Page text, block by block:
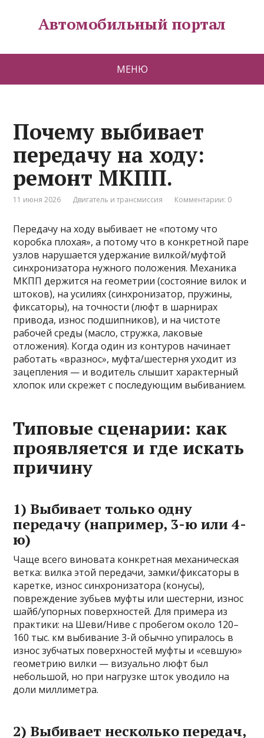
Автомобильный портал
МЕНЮ
Почему выбивает
передачу на ходу:
ремонт МКПП.
11 июня 2026 Двигатель и трансмиссия Комментарии: 0
Передачу на ходу выбивает не «потому что
коробка плохая», а потому что в конкретной паре
узлов нарушается удержание вилкой/муфтой
синхронизатора нужного положения. Механика
МКПП держится на геометрии (состояние вилок и
штоков), на усилиях (синхронизатор, пружины,
фиксаторы), на точности (люфт в шарнирах
привода, износ подшипников), и на чистоте
рабочей среды (масло, стружка, лаковые
отложения). Когда один из контуров начинает
работать «вразнос», муфта/шестерня уходит из
зацепления — и водитель слышит характерный
хлопок или скрежет с последующим выбиванием.
Типовые сценарии: как
проявляется и где искать
причину
1) Выбивает только одну
передачу (например, 3-ю или 4-
ю)
Чаще всего виновата конкретная механическая
ветка: вилка этой передачи, замки/фиксаторы в
каретке, износ синхронизатора (конусы),
повреждение зубьев муфты или шестерни, износ
шайб/упорных поверхностей. Для примера из
практики: на Шеви/Ниве с пробегом около 120–
160 тыс. км выбивание 3-й обычно упиралось в
износ зубчатых поверхностей муфты и «севшую»
геометрию вилки — визуально люфт был
небольшой, но при нагрузке шток уводило на
доли миллиметра.
2) Выбивает несколько передач,